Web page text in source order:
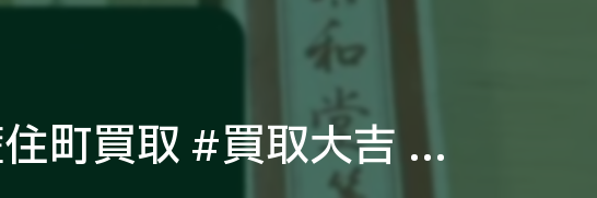
徳島市の買取
出張買取
町買取 #買取大吉 ...